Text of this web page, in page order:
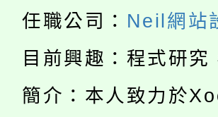
義教育推展貢
代理(課)教師
車」活動
桃園市115學
公告本校115
任職公司： Neil網站
目前興趣：程式研
簡介：本人致力於